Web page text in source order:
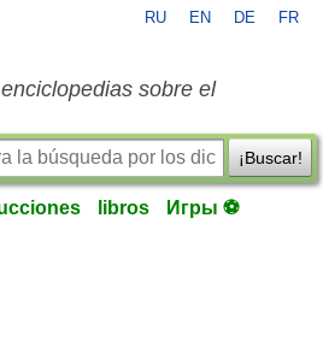
RU EN DE FR
sobre el
¡Buscar!
libros Игры ⚽